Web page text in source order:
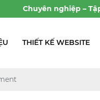
– Tập trung hiệu
THIẾT KẾ WEBSITE